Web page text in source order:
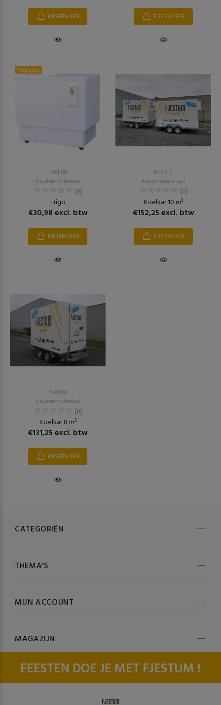
RESERVEER RESERVEER
Populair
Koeling
Keukenmateriaal
(0)
Frigo
€30,98 excl. btw
RESERVEER
Koeling
Keukenmateriaal
(0)
Koelkar 10 m³
€152,25 excl. btw
RESERVEER
Koeling
Keukenmateriaal
(0)
Koelkar 8 m³
€131,25 excl. btw
RESERVEER
FEESTEN DOE JE MET FJESTUM !
CATEGORIËN
THEMA'S
MIJN ACCOUNT
MAGAZIJN